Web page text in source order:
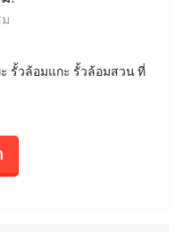
รั้วล้อมแกะ รั้วล้อมสวน ที่